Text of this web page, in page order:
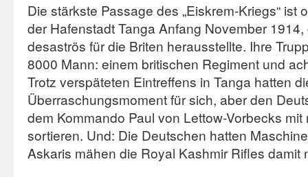
Die stärkste Passage des „Eiskrem-Kriegs“ ist
der Hafenstadt Tanga Anfang November
desaströs für die Briten herausstellte. Ihre
8000 Mann: einem britischen Regiment und
Trotz verspäteten Eintreffens in Tanga hatten
Überraschungsmoment für sich, aber den
dem Kommando Paul von Lettow-Vorbecks
sortieren. Und: Die Deutschen hatten
Askaris mähen die Royal Kashmir Rifles damit